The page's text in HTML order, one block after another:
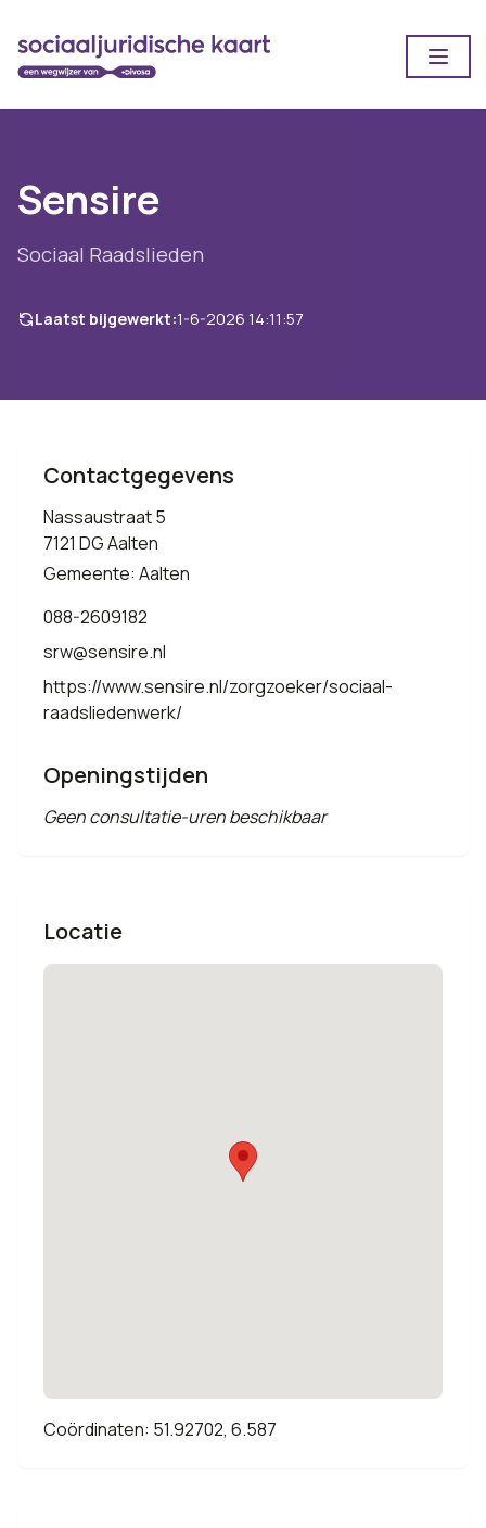
Sensire
Sociaal Raadslieden
Laatst bijgewerkt:1-6-2026 14:11:57
Contactgegevens
Nassaustraat 5
7121 DG Aalten
Gemeente: Aalten
088-2609182
srw@sensire.nl
https://www.sensire.nl/zorgzoeker/sociaal-
raadsliedenwerk/
Openingstijden
Geen consultatie-uren beschikbaar
Locatie
Coördinaten: 51.92702, 6.587